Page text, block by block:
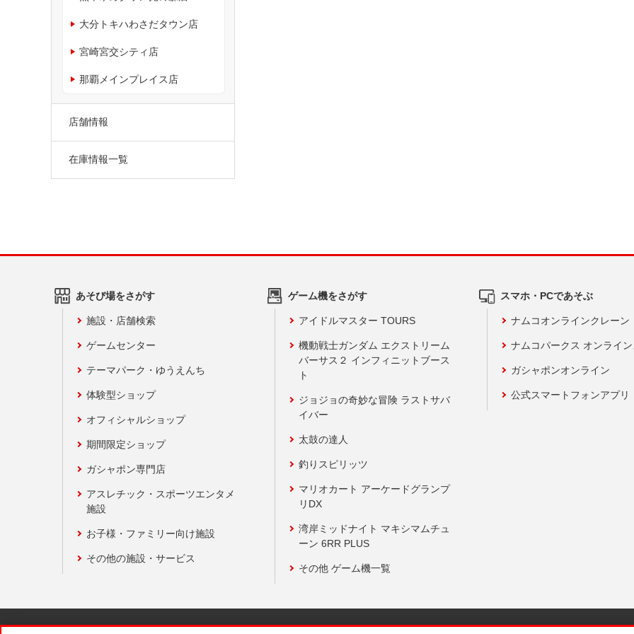
大分トキハわさだタウン店
宮崎宮交シティ店
那覇メインプレイス店
店舗情報
在庫情報一覧
あそび場をさがす
施設・店舗検索
ゲームセンター
テーマパーク・ゆうえんち
体験型ショップ
オフィシャルショップ
期間限定ショップ
ガシャポン専門店
アスレチック・スポーツエンタメ
施設
お子様・ファミリー向け施設
その他の施設・サービス
ゲーム機をさがす
アイドルマスター TOURS
機動戦士ガンダム エクストリーム
バーサス２ インフィニットブース
ト
ジョジョの奇妙な冒険 ラストサバ
イバー
太鼓の達人
釣りスピリッツ
マリオカート アーケードグランプ
リDX
湾岸ミッドナイト マキシマムチュ
ーン 6RR PLUS
その他 ゲーム機一覧
スマホ・PCであそぶ
ナムコオンラインクレーン
ナムコパークス オンライ
ガシャポンオンライン
公式スマートフォンアプリ